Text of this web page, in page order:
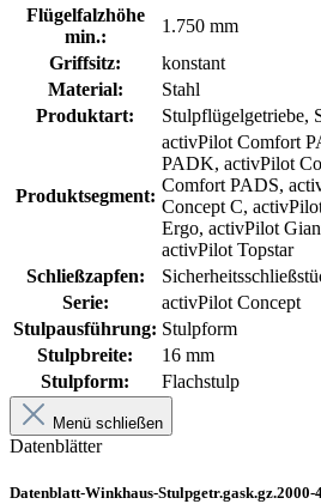
Flügelfalzhöhe
min.:
1.750 mm
Griffsitz:
konstant
Material:
Stahl
Produktart:
Stulpflügelgetriebe,
Produktsegment:
activPilot Comfort
PADK, activPilot
Comfort PADS,
Concept C,
Ergo, activPilot
activPilot Topstar
Schließzapfen:
Serie:
activPilot Concept
Stulpausführung: Stulpform
Stulpbreite:
16 mm
Stulpform:
Flachstulp
Menü schließen
Datenblätter
Datenblatt-Winkhaus-Stulpgetr.gask.gz.2000-